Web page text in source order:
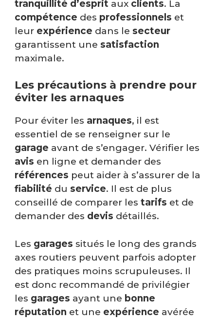
tranquillité d’esprit aux clients. La
compétence des professionnels et
leur expérience dans le secteur
garantissent une satisfaction
maximale.
Les précautions à prendre pour
éviter les arnaques
Pour éviter les arnaques, il est
essentiel de se renseigner sur le
garage avant de s’engager. Vérifier les
avis en ligne et demander des
références peut aider à s’assurer de la
fiabilité du service. Il est de plus
conseillé de comparer les tarifs et de
demander des devis détaillés.
Les garages situés le long des grands
axes routiers peuvent parfois adopter
des pratiques moins scrupuleuses. Il
est donc recommandé de privilégier
les garages ayant une bonne
réputation et une expérience avérée